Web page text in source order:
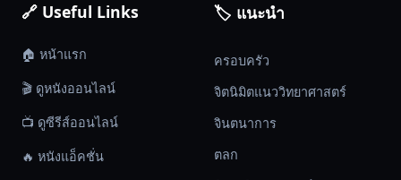
🔗 Useful Links
🏠 หน้าแรก
🎬 ดูหนังออนไลน์
📺 ดูซีรีส์ออนไลน์
🔥 หนังแอ็คชั่น
🏷️ แนะนำ
ครอบครัว
จิตนิมิตแนววิทยาศาสตร์
จินตนาการ
ตลก